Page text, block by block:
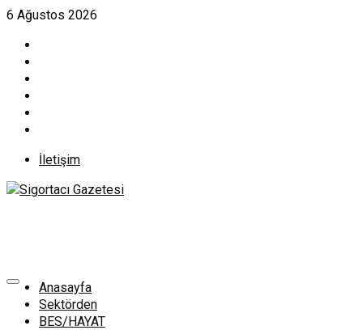
Skip
content
6 Ağustos 2026
İletişim
Anasayfa
Sektörden
BES/HAYAT